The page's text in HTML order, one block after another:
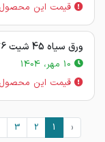
قیمت این محصول
ورق سیاه 45 شیت 6*2 اکسین
قیمت این محصول
‹
1
2
3